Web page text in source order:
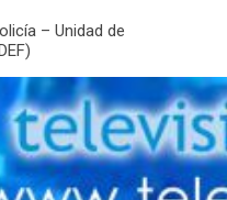
– Unidad de